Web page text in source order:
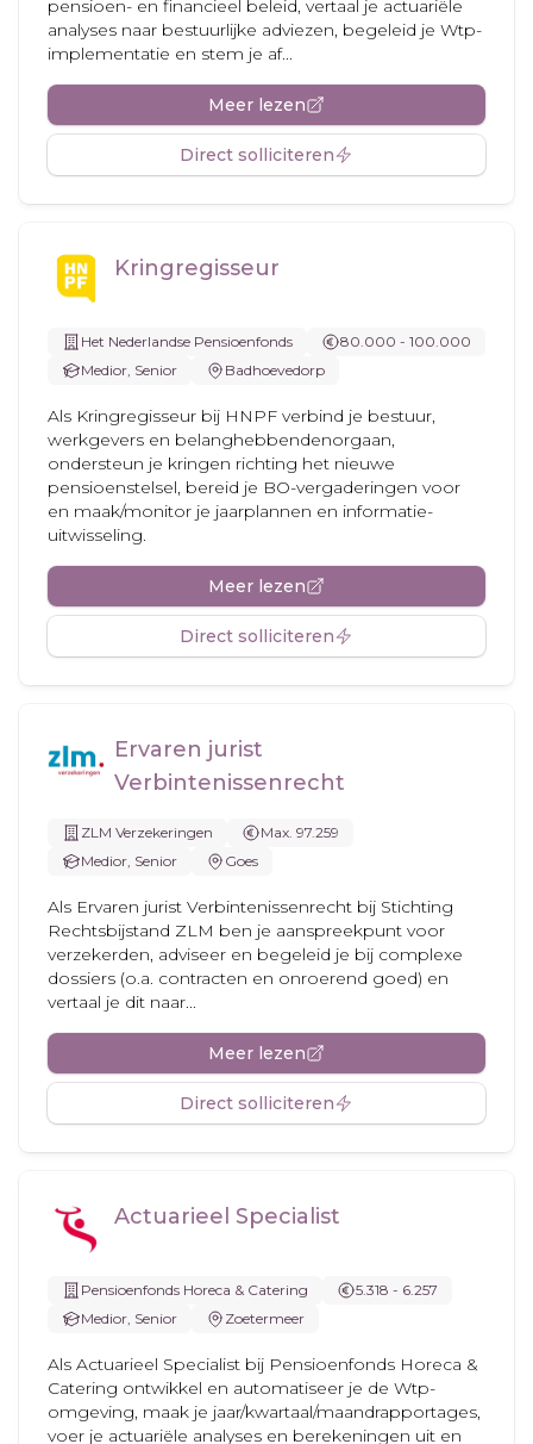
pensioen- en financieel beleid, vertaal je actuariële
analyses naar bestuurlijke adviezen, begeleid je Wtp-
implementatie en stem je af...
Meer lezen
Direct solliciteren
Kringregisseur
Het Nederlandse Pensioenfonds
80.000 - 100.000
Medior, Senior
Badhoevedorp
Als Kringregisseur bij HNPF verbind je bestuur,
werkgevers en belanghebbendenorgaan,
ondersteun je kringen richting het nieuwe
pensioenstelsel, bereid je BO-vergaderingen voor
en maak/monitor je jaarplannen en informatie-
uitwisseling.
Meer lezen
Direct solliciteren
Ervaren jurist
Verbintenissenrecht
ZLM Verzekeringen
Max. 97.259
Medior, Senior
Goes
Als Ervaren jurist Verbintenissenrecht bij Stichting
Rechtsbijstand ZLM ben je aanspreekpunt voor
verzekerden, adviseer en begeleid je bij complexe
dossiers (o.a. contracten en onroerend goed) en
vertaal je dit naar...
Meer lezen
Direct solliciteren
Actuarieel Specialist
Pensioenfonds Horeca & Catering
5.318 - 6.257
Medior, Senior
Zoetermeer
Als Actuarieel Specialist bij Pensioenfonds Horeca &
Catering ontwikkel en automatiseer je de Wtp-
omgeving, maak je jaar/kwartaal/maandrapportages,
voer je actuariële analyses en berekeningen uit en